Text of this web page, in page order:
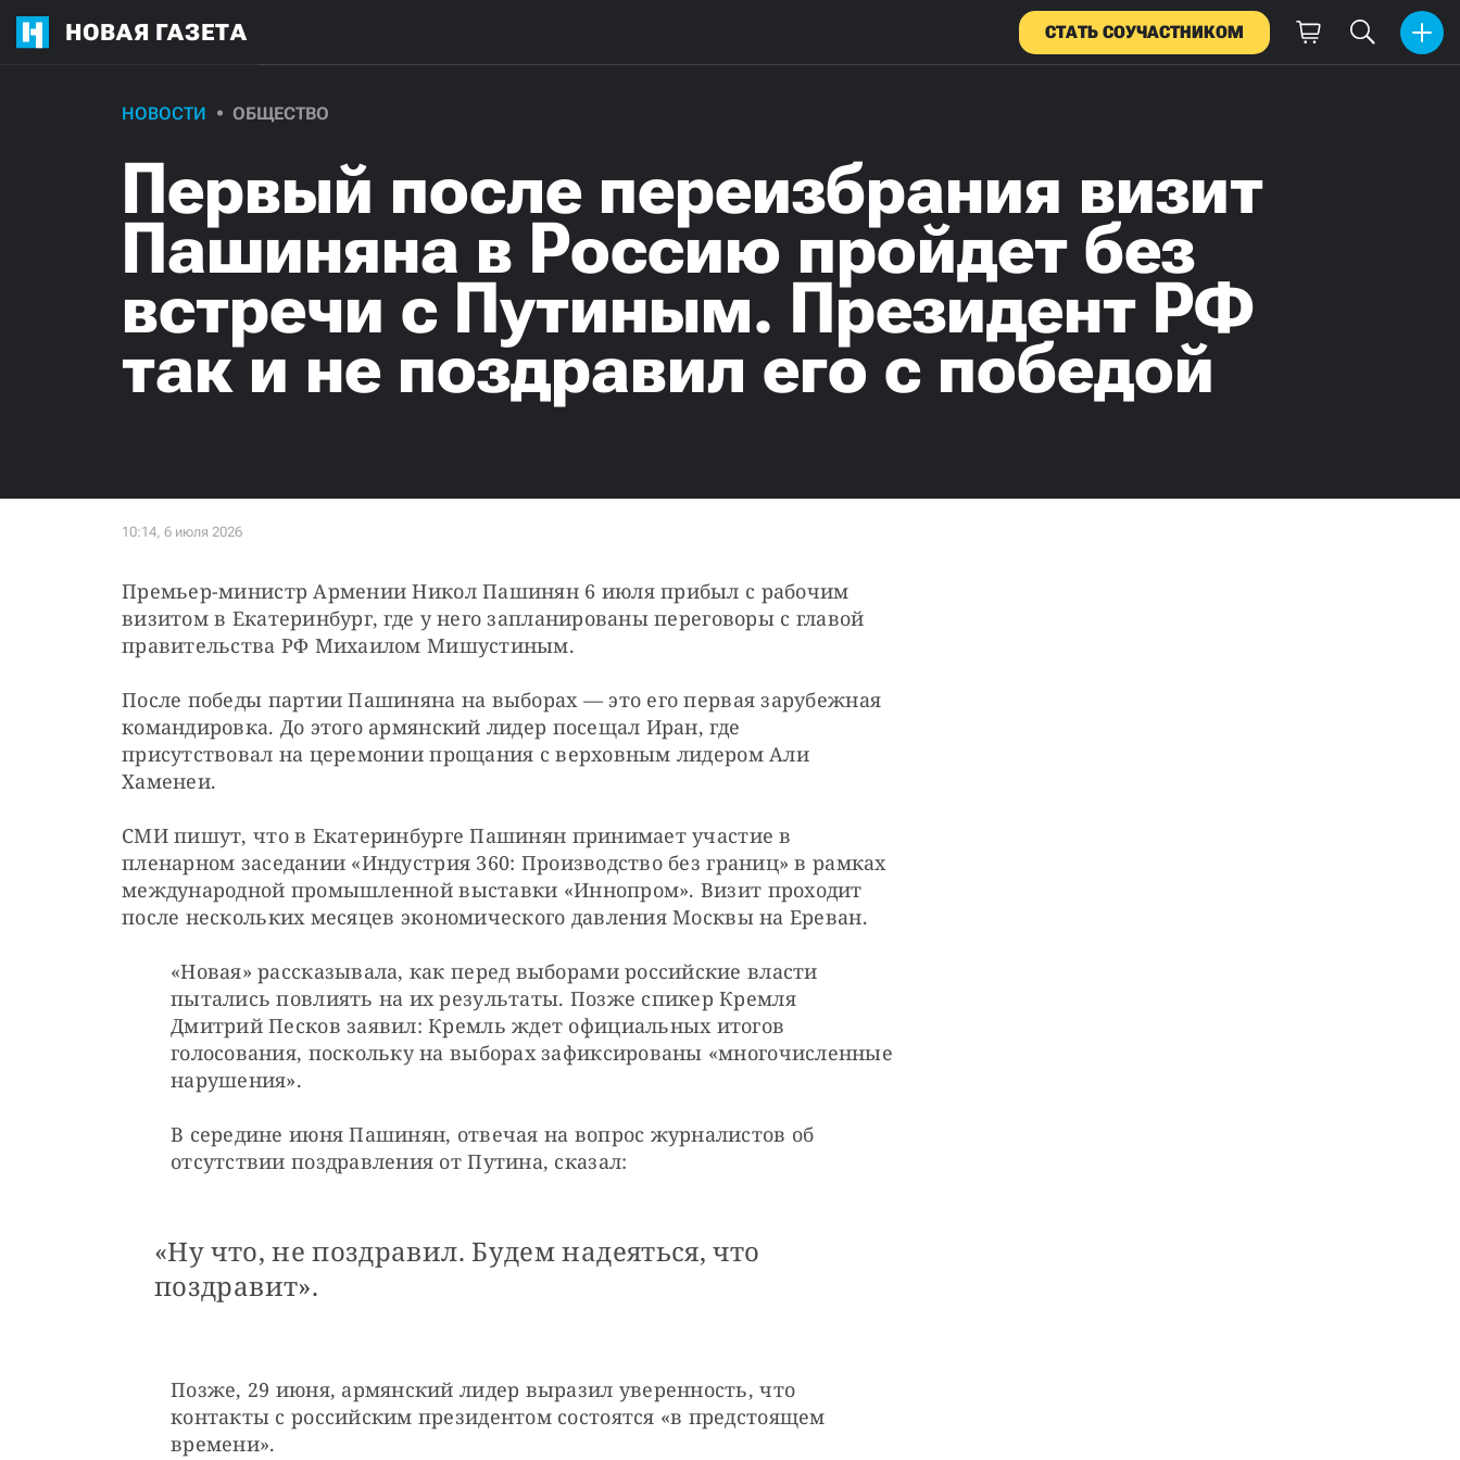
НОВАЯ ГАЗЕТА СТАТЬ СОУЧАСТНИКОМ
НОВОСТИ ОБЩЕСТВО
Первый после переизбрания визит
Пашиняна в Россию пройдет без
встречи с Путиным. Президент РФ
так и не поздравил его с победой
Премьер-министр Армении Никол Пашинян 6 июля прибыл с рабочим
визитом в Екатеринбург, где у него запланированы переговоры с главой
правительства РФ Михаилом Мишустиным.
После победы партии Пашиняна на выборах — это его первая зарубежная
командировка. До этого армянский лидер посещал Иран, где
присутствовал на церемонии прощания с верховным лидером Али
Хаменеи.
СМИ пишут, что в Екатеринбурге Пашинян принимает участие в
пленарном заседании «Индустрия 360: Производство без границ» в рамках
международной промышленной выставки «Иннопром». Визит проходит
после нескольких месяцев экономического давления Москвы на Ереван.
«Новая» рассказывала, как перед выборами российские власти
пытались повлиять на их результаты. Позже спикер Кремля
Дмитрий Песков заявил: Кремль ждет официальных итогов
голосования, поскольку на выборах зафиксированы «многочисленные
нарушения».
В середине июня Пашинян, отвечая на вопрос журналистов об
отсутствии поздравления от Путина, сказал:
«Ну что, не поздравил. Будем надеяться, что
поздравит».
Позже, 29 июня, армянский лидер выразил уверенность, что
контакты с российским президентом состоятся «в предстоящем
времени».